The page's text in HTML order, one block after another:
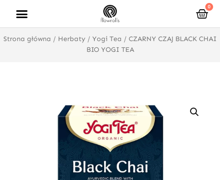
treści
0
Strona główna / Herbaty / Yogi Tea / CZARNY CZAJ BLACK CHAI
BIO YOGI TEA